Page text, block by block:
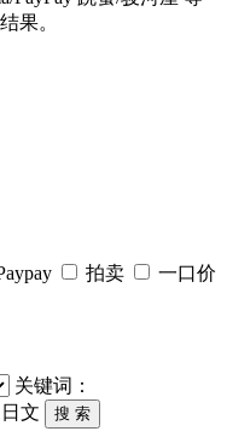
果。
拍卖 一口价
关键词：
日文
搜 索